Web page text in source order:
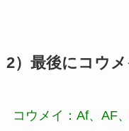
2）最後にコウ
コウメイ： Af、AF